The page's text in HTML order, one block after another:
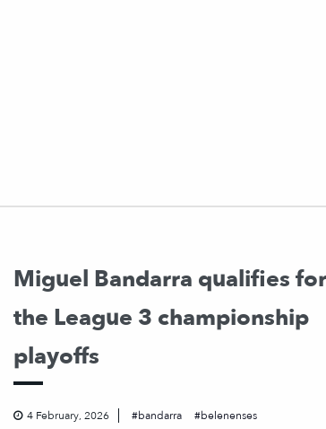
Miguel Bandarra qualifies for
the League 3 championship
playoffs
4 February, 2026 bandarra belenenses